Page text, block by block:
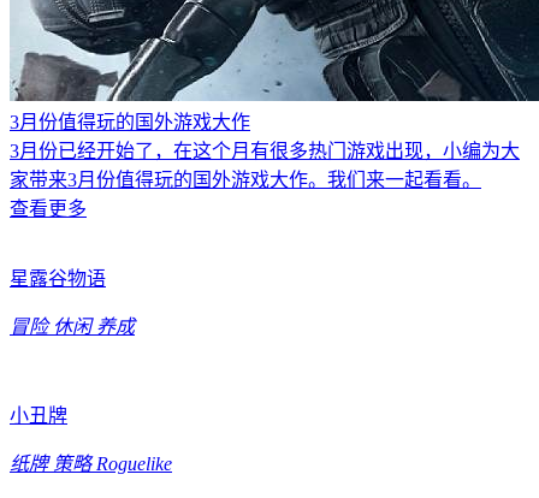
3月份值得玩的国外游戏大作
3月份已经开始了，在这个月有很多热门游戏出现，小编为大
家带来3月份值得玩的国外游戏大作。我们来一起看看。
查看更多
星露谷物语
冒险 休闲 养成
小丑牌
纸牌 策略 Roguelike